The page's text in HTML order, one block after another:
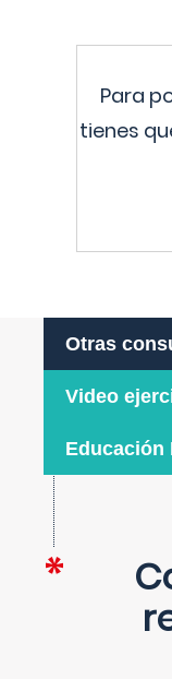
Para
tienes
Otras
Video
Educación